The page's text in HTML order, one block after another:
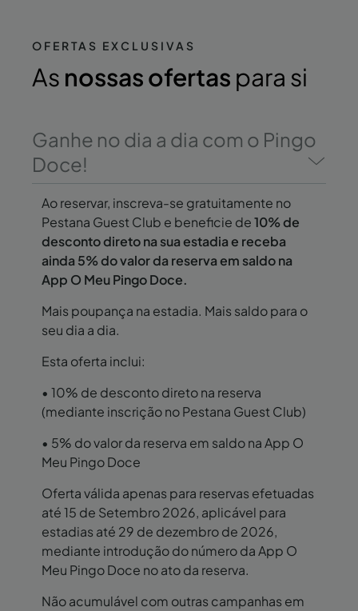
OFERTAS EXCLUSIVAS
As nossas ofertas para si
Ganhe no dia a dia com o Pingo
Doce!
Ao reservar, inscreva-se gratuitamente no
Pestana Guest Club e beneficie de10% de
desconto direto na sua estadia e receba
ainda 5% do valor da reserva em saldo na
App O Meu Pingo Doce.
Mais poupança na estadia. Mais saldo para o
seu dia a dia.
Esta oferta inclui:
• 10% de desconto direto na reserva
(mediante inscrição no Pestana Guest Club)
• 5% do valor da reserva em saldo na App O
Meu Pingo Doce
Oferta válida apenas para reservas efetuadas
até 15 de Setembro 2026, aplicável para
estadias até 29 de dezembro de 2026,
mediante introdução do número da App O
Meu Pingo Doce no ato da reserva.
Não acumulável com outras campanhas em